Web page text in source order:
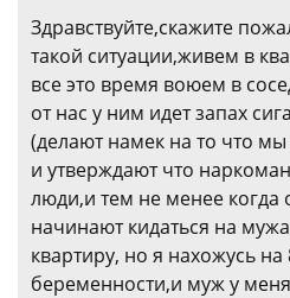
Здравствуйте,скажите
такой ситуации,живем в
все это время воюем в
от нас у ним идет запах
(делают намек на то что
и утверждают что
люди,и тем не менее когда
начинают кидаться на
квартиру, но я нахожусь
беременности,и муж у